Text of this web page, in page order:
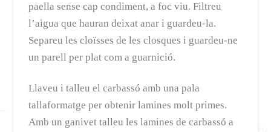
paella sense cap condiment, a foc viu. Filtreu
l’aigua que hauran deixat anar i guardeu-la.
Separeu les cloïsses de les closques i guardeu-ne
un parell per plat com a guarnició.
Llaveu i talleu el carbassó amb una pala
tallaformatge per obtenir lamines molt primes.
Amb un ganivet talleu les lamines de carbassó a